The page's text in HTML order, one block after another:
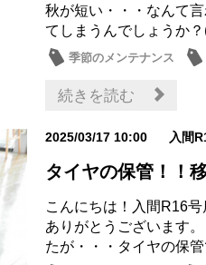
秋が短い・・・なんて
てしまうんでしょうか
季節のメンテナンス
続きを読む
2025/03/17 10:00 入間
タイヤの保管！！
こんにちは！入間R16
ありがとうございます
たが・・・タイヤの保